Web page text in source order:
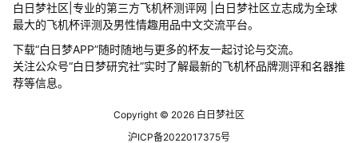
白日梦社区|专业的第三方飞机杯测评网 |白日梦社区立志成为全球
最大的飞机杯评测及男性情趣用品中文交流平台。
下载“白日梦APP”随时随地与更多的杯友一起讨论与交流。
关注公众号“白日梦研究社”实时了解最新的飞机杯品牌测评和名器推
荐等信息。
Copyright © 2026 白日梦社区
沪ICP备2022017375号